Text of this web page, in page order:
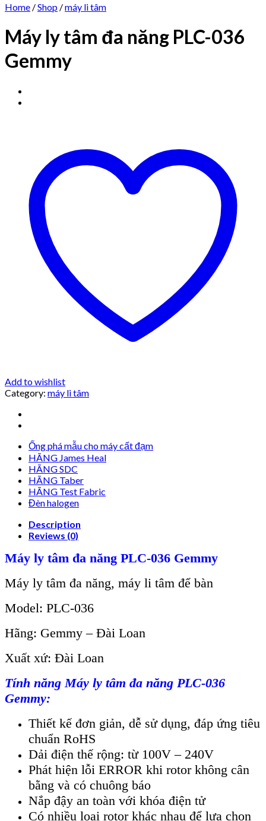
Home /Shop /máy li tâm
Máy ly tâm đa năng PLC-036
Gemmy
Add to wishlist
Category: máy li tâm
Ống phá mẫu cho máy cất đạm
HÃNG James Heal
HÃNG SDC
HÃNG Taber
HÃNG Test Fabric
Đèn halogen
Description
Reviews (0)
Máy ly tâm đa năng PLC-036 Gemmy
Máy ly tâm đa năng, máy li tâm để bàn
Model: PLC-036
Hãng: Gemmy – Đài Loan
Xuất xứ: Đài Loan
Tính năng Máy ly tâm đa năng PLC-036
Gemmy:
Thiết kế đơn giản, dễ sử dụng, đáp ứng tiêu
chuẩn RoHS
Dải điện thế rộng: từ 100V – 240V
Phát hiện lỗi ERROR khi rotor không cân
bằng và có chuông báo
Nắp đậy an toàn với khóa điện tử
Có nhiều loại rotor khác nhau để lựa chọn